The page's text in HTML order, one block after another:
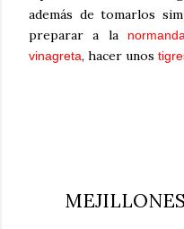
además de tomarlos
preparar a la
normanda
vinagreta, hacer unos